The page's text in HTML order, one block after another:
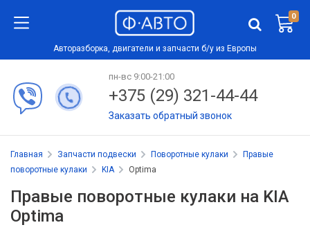
0
Авторазборка, двигатели и запчасти б/у из Европы
пн-вс 9:00-21:00
+375 (29) 321-44-44
Заказать обратный звонок
Главная Запчасти подвески Поворотные кулаки
Правые
поворотные кулаки
KIA Optima
Правые поворотные кулаки на KIA
Optima